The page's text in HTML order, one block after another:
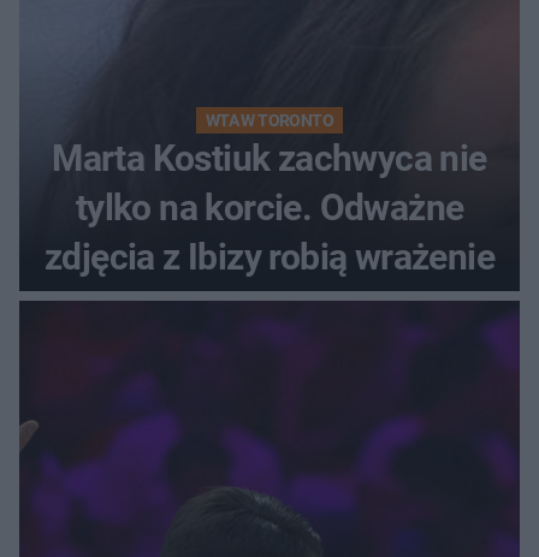
WTA W TORONTO
Marta Kostiuk zachwyca nie
tylko na korcie. Odważne
zdjęcia z Ibizy robią wrażenie